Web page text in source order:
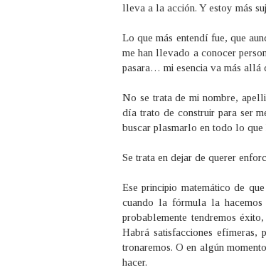
lleva a la acción. Y estoy más
Lo que más entendí fue, que
me han llevado a conocer
pasara… mi esencia va más allá
No se trata de mi nombre,
día trato de construir para ser
buscar plasmarlo en todo lo que
Se trata en dejar de querer
Ese principio matemático de que
cuando la fórmula la
probablemente tendremos
Habrá satisfacciones efímeras,
tronaremos. O en algún
hacer.